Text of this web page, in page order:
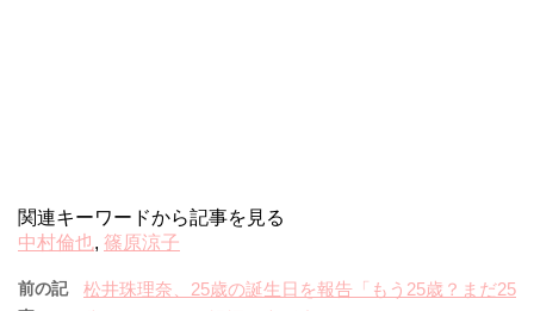
関連キーワードから記事を見る
中村倫也, 篠原涼子
前の記
松井珠理奈、25歳の誕生日を報告「もう25歳？まだ25